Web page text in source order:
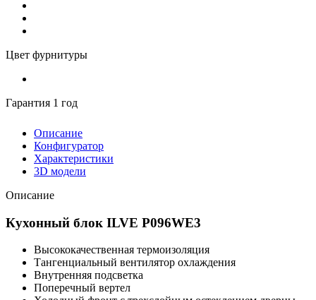
Цвет фурнитуры
Гарантия 1 год
Описание
Конфигуратор
Характеристики
3D модели
Описание
Кухонный блок ILVE P096WE3
Высококачественная термоизоляция
Тангенциальный вентилятор охлаждения
Внутренняя подсветка
Поперечный вертел